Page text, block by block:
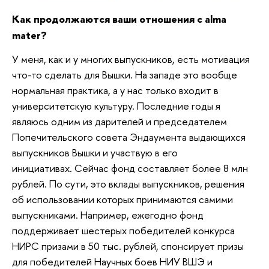
Как продолжаются ваши отношения с alma
mater?
У меня, как и у многих выпускников, есть мотивация
что-то сделать для Вышки. На западе это вообще
нормальная практика, а у нас только входит в
университетскую культуру. Последние годы я
являюсь одним из дарителей и председателем
Попечительского совета Эндаумента выдающихся
выпускников Вышки и участвую в его
инициативах. Сейчас фонд составляет более 8 млн
рублей. По сути, это вклады выпускников, решения
об использовании которых принимаются самими
выпускниками. Например, ежегодно фонд
поддерживает шестерых победителей конкурса
НИРС призами в 50 тыс. рублей, спонсирует призы
для победителей Научных боев НИУ ВШЭ и